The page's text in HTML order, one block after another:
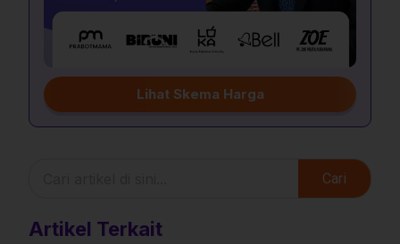
Lihat Skema Harga
Cari
Artikel Terkait